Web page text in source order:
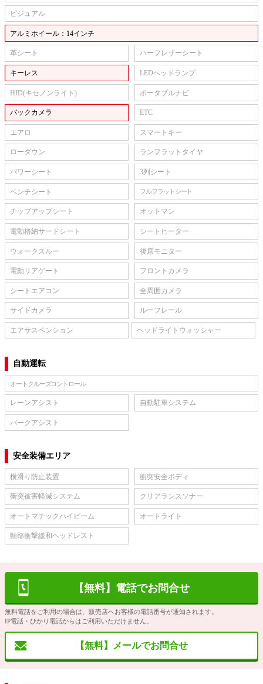
ビジュアル
アルミホイール：14インチ
革シート ハーフレザーシート
キーレス LEDヘッドランプ
HID(キセノンライト) ポータブルナビ
バックカメラ ETC
エアロ スマートキー
ローダウン ランフラットタイヤ
パワーシート 3列シート
ベンチシート フルフラットシート
チップアップシート オットマン
電動格納サードシート シートヒーター
ウォークスルー 後席モニター
電動リアゲート フロントカメラ
シートエアコン 全周囲カメラ
サイドカメラ ルーフレール
エアサスペンション ヘッドライトウォッシャー
自動運転
オートクルーズコントロール
レーンアシスト 自動駐車システム
パークアシスト
安全装備エリア
横滑り防止装置 衝突安全ボディ
衝突被害軽減システム クリアランスソナー
オートマチックハイビーム オートライト
頸部衝撃緩和ヘッドレスト
【無料】電話でお問合せ
無料電話をご利用の場合は、販売店へお客様の電話番号が通知されます。
IP電話・ひかり電話からはご利用いただけません。
【無料】メールでお問合せ